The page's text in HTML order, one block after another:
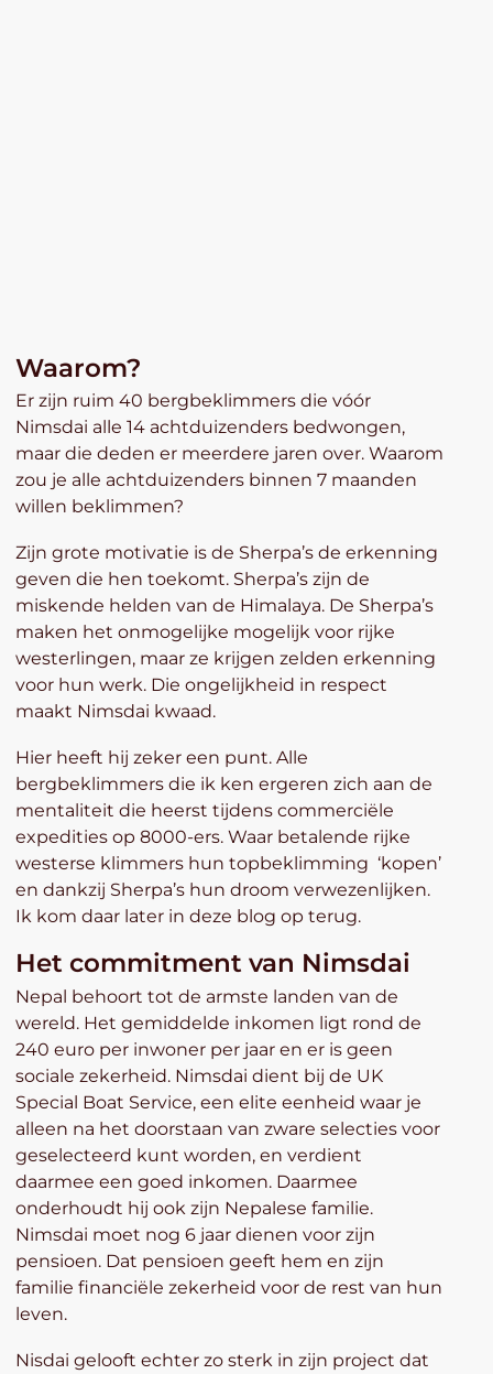
Waarom?
Er zijn ruim 40 bergbeklimmers die vóór
Nimsdai alle 14 achtduizenders bedwongen,
maar die deden er meerdere jaren over. Waarom
zou je alle achtduizenders binnen 7 maanden
willen beklimmen?
Zijn grote motivatie is de Sherpa’s de erkenning
geven die hen toekomt. Sherpa’s zijn de
miskende helden van de Himalaya. De Sherpa’s
maken het onmogelijke mogelijk voor rijke
westerlingen, maar ze krijgen zelden erkenning
voor hun werk. Die ongelijkheid in respect
maakt Nimsdai kwaad.
Hier heeft hij zeker een punt. Alle
bergbeklimmers die ik ken ergeren zich aan de
mentaliteit die heerst tijdens commerciële
expedities op 8000-ers. Waar betalende rijke
westerse klimmers hun topbeklimming ‘kopen’
en dankzij Sherpa’s hun droom verwezenlijken.
Ik kom daar later in deze blog op terug.
Het commitment van Nimsdai
Nepal behoort tot de armste landen van de
wereld. Het gemiddelde inkomen ligt rond de
240 euro per inwoner per jaar en er is geen
sociale zekerheid. Nimsdai dient bij de UK
Special Boat Service, een elite eenheid waar je
alleen na het doorstaan van zware selecties voor
geselecteerd kunt worden, en verdient
daarmee een goed inkomen. Daarmee
onderhoudt hij ook zijn Nepalese familie.
Nimsdai moet nog 6 jaar dienen voor zijn
pensioen. Dat pensioen geeft hem en zijn
familie financiële zekerheid voor de rest van hun
leven.
Nisdai gelooft echter zo sterk in zijn project dat